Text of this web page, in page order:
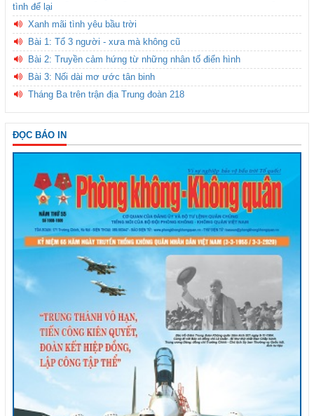
tình để lại
Xanh mãi tình yêu bầu trời
Bài 1: Tổ 3 người - xưa mà không cũ
Bài 2: Truyền cảm hứng từ những nhân tố điển hình
Bài 3: Nối dài mơ ước tân binh
Tháng Ba trên trận địa Trung đoàn 218
ĐỌC BÁO IN